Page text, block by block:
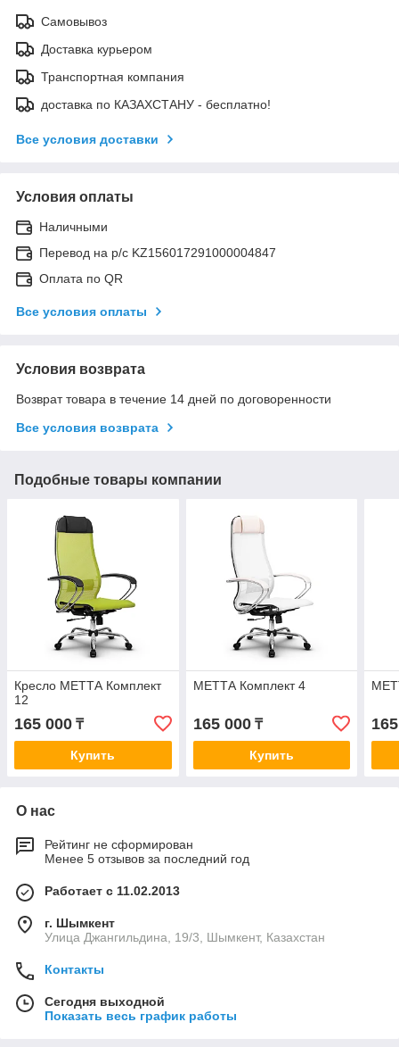
Самовывоз
Доставка курьером
Транспортная компания
доставка по КАЗАХСТАНУ - бесплатно!
Все условия доставки
Условия оплаты
Наличными
Перевод на р/с KZ156017291000004847
Оплата по QR
Все условия оплаты
Условия возврата
Возврат товара в течение 14 дней по договоренности
Все условия возврата
Подобные товары компании
Кресло МЕТТА Комплект
12
165 000 ₸
Купить
МЕТТА Комплект 4
165 000₸
Купить
О нас
Рейтинг не сформирован
Менее 5 отзывов за последний год
Работает с 11.02.2013
г. Шымкент
Улица Джангильдина, 19/3, Шымкент, Казахстан
Контакты
Сегодня выходной
Показать весь график работы